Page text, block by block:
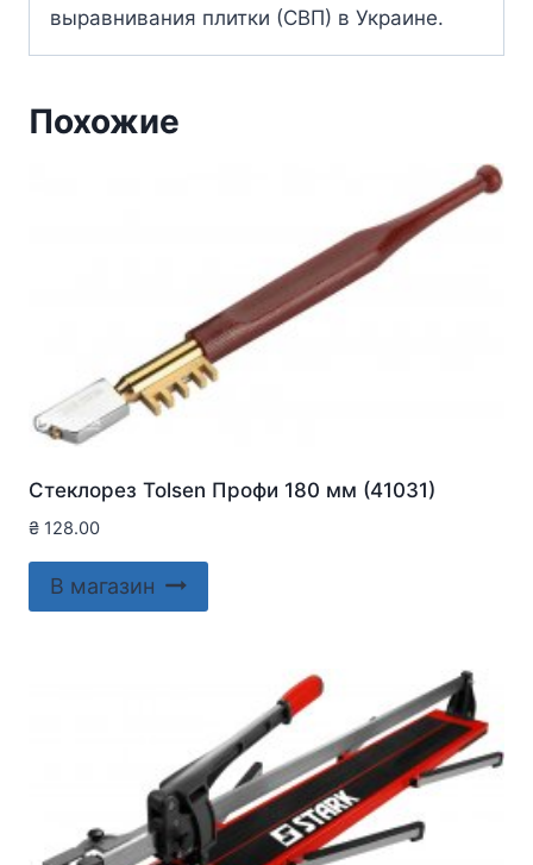
выравнивания плитки (СВП) в Украине.
Похожие
Стеклорез Tolsen Профи 180 мм (41031)
₴ 128.00
В магазин